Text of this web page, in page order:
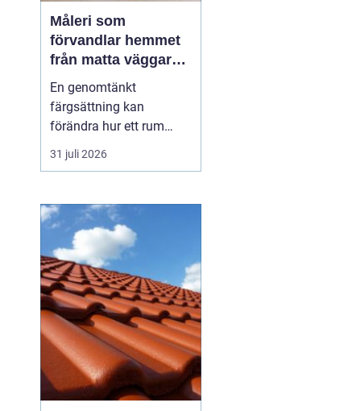
Måleri som
förvandlar hemmet
från matta väggar
till genomtänkt
helhet
En genomtänkt
färgsättning kan
förändra hur ett rum
känns, uppfattas och
används. Med rätt
underlag och noggrant
utfört arbete blir både
villa, lägenhet och
fritidshus mer
trivsamma och lättare
att underhålla.
Professionellt
31 juli 2026